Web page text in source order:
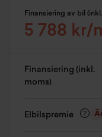
Finansiering av bil
5 788 kr/
Finansiering (inkl.
moms)
Elbilspremie